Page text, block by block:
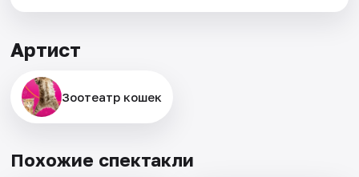
Артист
Зоотеатр кошек
Похожие спектакли